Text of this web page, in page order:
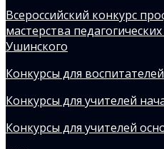
Всероссийский конкурс
мастерства
Ушинского
Конкурсы для воспитателей
Конкурсы для учителей
Конкурсы для учителей